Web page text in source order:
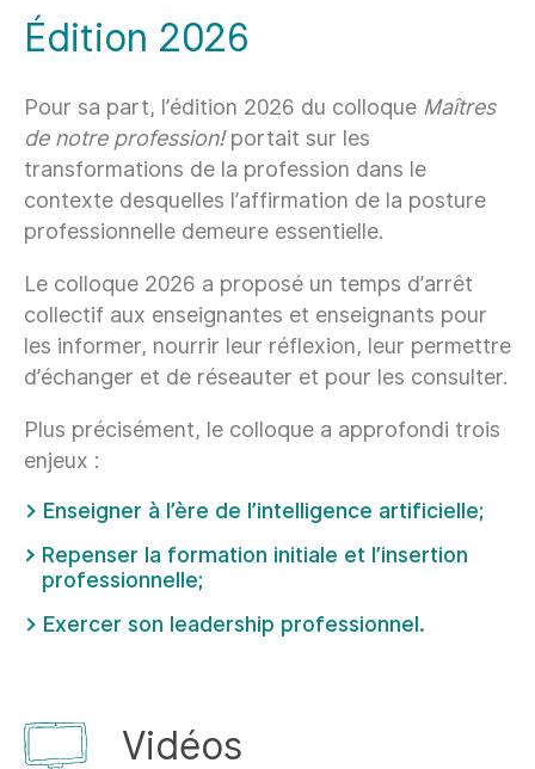
Édition 2026
Pour sa part, l’édition 2026 du colloque Maîtres
de notre profession!portait sur les
transformations de la profession dans le
contexte desquelles l’affirmation de la posture
professionnelle demeure essentielle.
Le colloque 2026 a proposé un temps d’arrêt
collectif aux enseignantes et enseignants pour
les informer, nourrir leur réflexion, leur permettre
d’échanger et de réseauter et pour les consulter.
Plus précisément, le colloque a approfondi trois
enjeux :
Enseigner à l’ère de l’intelligence artificielle;
Repenser la formation initiale et l’insertion
professionnelle;
Exercer son leadership professionnel.
Vidéos